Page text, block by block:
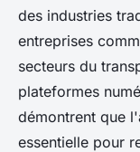
des industries
entreprises
secteurs du
plateformes
démontrent que
essentielle pour